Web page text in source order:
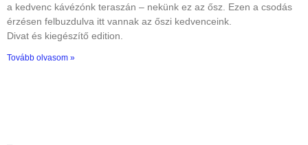
a kedvenc kávézónk teraszán – nekünk ez az ősz. Ezen a csodás
érzésen felbuzdulva itt vannak az őszi kedvenceink.
Divat és kiegészítő edition.
Tovább olvasom »